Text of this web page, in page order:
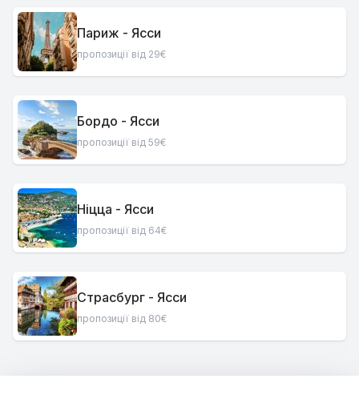
Париж - Ясси
пропозиції від 29€
Бордо - Ясси
пропозиції від 59€
Ніцца - Ясси
пропозиції від 64€
Страсбург - Ясси
пропозиції від 80€